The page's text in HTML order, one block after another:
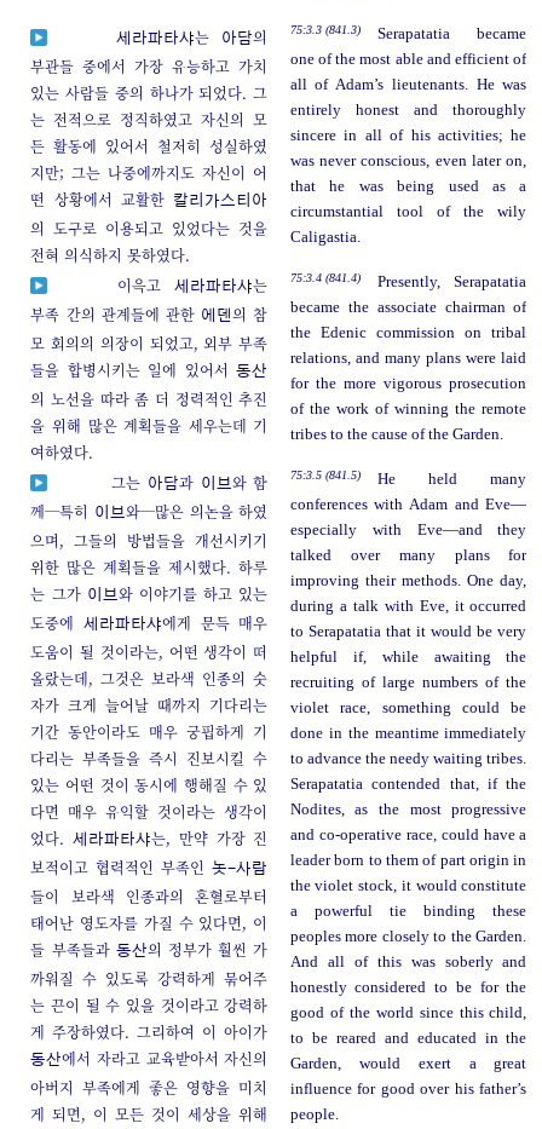
세라파타샤는 아담의
부관들 중에서 가장 유능하고 가치
있는 사람들 중의 하나가 되었다. 그
는 전적으로 정직하였고 자신의 모
든 활동에 있어서 철저히 성실하였
지만; 그는 나중에까지도 자신이 어
떤 상황에서 교활한
칼리가스티아
의 도구로 이용되고 있었다는 것을
전혀 의식하지 못하였다.
75:3.3 (841.3)
Serapatatia became
one of the most able and efficient of
all of Adam’s lieutenants. He was
entirely honest and thoroughly
sincere in all of his activities; he
was never conscious, even later on,
that he was being used as a
circumstantial tool of the wily
Caligastia.
이윽고세라파타샤는
부족 간의 관계들에 관한 에덴의 참
모 회의의 의장이 되었고, 외부 부족
들을 합병시키는 일에 있어서동산
의 노선을 따라 좀 더 정력적인 추진
을 위해 많은 계획들을 세우는데 기
여하였다.
75:3.4 (841.4)
Presently, Serapatatia
became the associate chairman of
the Edenic commission on tribal
relations, and many plans were laid
for the more vigorous prosecution
of the work of winning the remote
tribes to the cause of the Garden.
그는 아담과 이브와 함
께─특히
이브와─많은 의논을 하였
으며, 그들의 방법들을 개선시키기
위한 많은 계획들을 제시했다. 하루
는 그가 이브와 이야기를 하고 있는
도중에세라파타샤에게 문득 매우
도움이 될 것이라는, 어떤 생각이 떠
올랐는데, 그것은 보라색 인종의 숫
자가 크게 늘어날 때까지 기다리는
기간 동안이라도 매우 궁핍하게 기
다리는 부족들을 즉시 진보시킬 수
있는 어떤 것이 동시에 행해질 수 있
다면 매우 유익할 것이라는 생각이
었다.세라파타샤는, 만약 가장 진
보적이고 협력적인 부족인놋-사람
들이 보라색 인종과의 혼혈로부터
태어난 영도자를 가질 수 있다면, 이
들 부족들과 동산의 정부가 훨씬 가
까워질 수 있도록 강력하게 묶어주
는 끈이 될 수 있을 것이라고 강력하
게 주장하였다. 그리하여 이 아이가
동산에서 자라고 교육받아서 자신의
아버지 부족에게 좋은 영향을 미치
게 되면, 이 모든 것이 세상을 위해
75:3.5 (841.5)
He held many
conferences with Adam and Eve—
especially with Eve—and they
talked over many plans for
improving their methods. One day,
during a talk with Eve, it occurred
to Serapatatia that it would be very
helpful if, while awaiting the
recruiting of large numbers of the
violet race, something could be
done in the meantime immediately
to advance the needy waiting tribes.
Serapatatia contended that, if the
Nodites, as the most progressive
and co-operative race, could have a
leader born to them of part origin in
the violet stock, it would constitute
a powerful tie binding these
peoples more closely to the Garden.
And all of this was soberly and
honestly considered to be for the
good of the world since this child,
to be reared and educated in the
Garden, would exert a great
influence for good over his father’s
people.